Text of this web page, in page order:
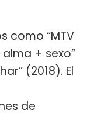
como “MTV
+ sexo”
(2018). El
de